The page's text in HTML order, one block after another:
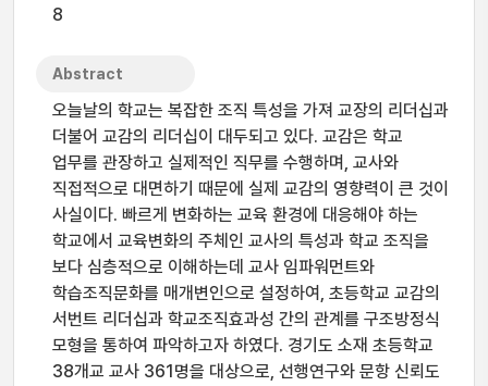
8
Abstract
오늘날의 학교는 복잡한 조직 특성을 가져 교장의 리더십과
더불어 교감의 리더십이 대두되고 있다. 교감은 학교
업무를 관장하고 실제적인 직무를 수행하며, 교사와
직접적으로 대면하기 때문에 실제 교감의 영향력이 큰 것이
사실이다. 빠르게 변화하는 교육 환경에 대응해야 하는
학교에서 교육변화의 주체인 교사의 특성과 학교 조직을
보다 심층적으로 이해하는데 교사 임파워먼트와
학습조직문화를 매개변인으로 설정하여, 초등학교 교감의
서번트 리더십과 학교조직효과성 간의 관계를 구조방정식
모형을 통하여 파악하고자 하였다. 경기도 소재 초등학교
38개교 교사 361명을 대상으로, 선행연구와 문항 신뢰도